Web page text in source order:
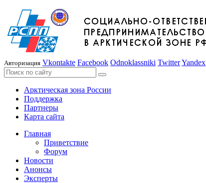
Авторизация Vkontakte Facebook Odnoklassniki TwitterYandex
Арктическая зона России
Поддержка
Партнеры
Карта сайта
Главная
Приветствие
Форум
Новости
Анонсы
Эксперты